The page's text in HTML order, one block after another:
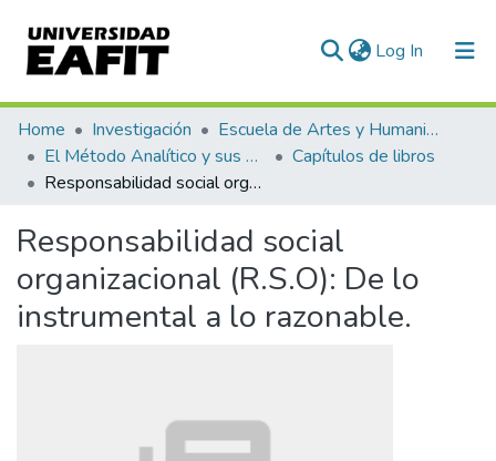
Log In (current)
Communities & Collections
All of DSpace
Home Investigación
Escuela de Artes y Humanidades
El Método Analítico y sus Aplicaciones en las Ciencias Sociales y Humanas (EAFIT - U de A)
Capítulos de libros
Responsabilidad social organizacional (R.S.O): De lo instrumental a lo razonable.
Responsabilidad social
organizacional (R.S.O): De lo
instrumental a lo razonable.